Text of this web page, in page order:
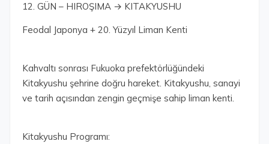
12. GÜN – HIROŞIMA → KITAKYUSHU
Feodal Japonya + 20. Yüzyıl Liman Kenti
Kahvaltı sonrası Fukuoka prefektörlüğündeki
Kitakyushu şehrine doğru hareket. Kitakyushu, sanayi
ve tarih açısından zengin geçmişe sahip liman kenti.
Kitakyushu Programı: